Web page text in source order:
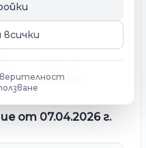
от
г.
2026 г.2023-2027
от 07.04.2026 г.